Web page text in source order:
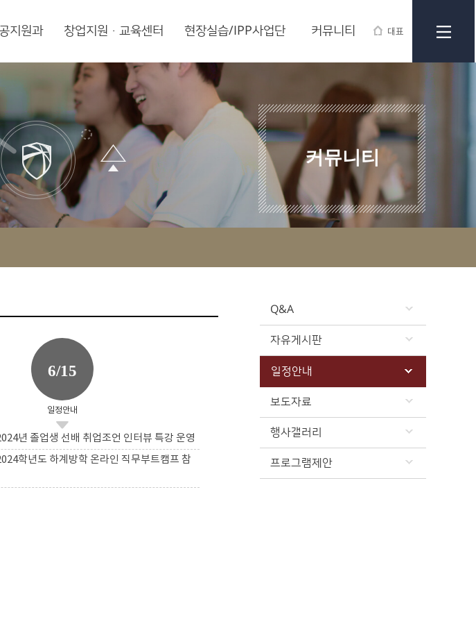
대표
지원과 창업지원·교육센터 현장실습/IPP사업단 커뮤니티
커뮤니티
Q&A
자유게시판
일정안내
보도자료
행사갤러리
프로그램제안
6/15
일정안내
년 졸업생 선배 취업조언 인터뷰 특강 운영
학년도 하계방학 온라인 직무부트캠프 참